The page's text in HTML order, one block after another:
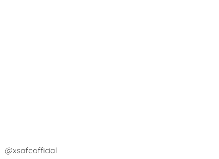
@xsafeofficial